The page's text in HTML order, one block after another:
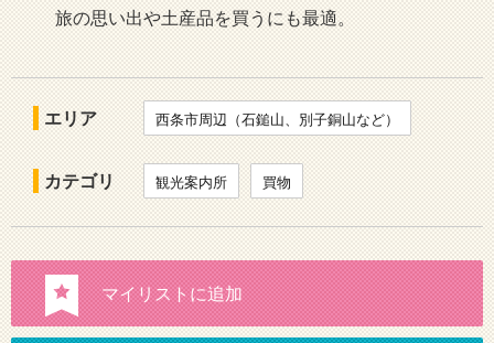
旅の思い出や土産品を買うにも最適。
エリア 西条市周辺（石鎚山、別子銅山など）
カテゴリ 観光案内所 買物